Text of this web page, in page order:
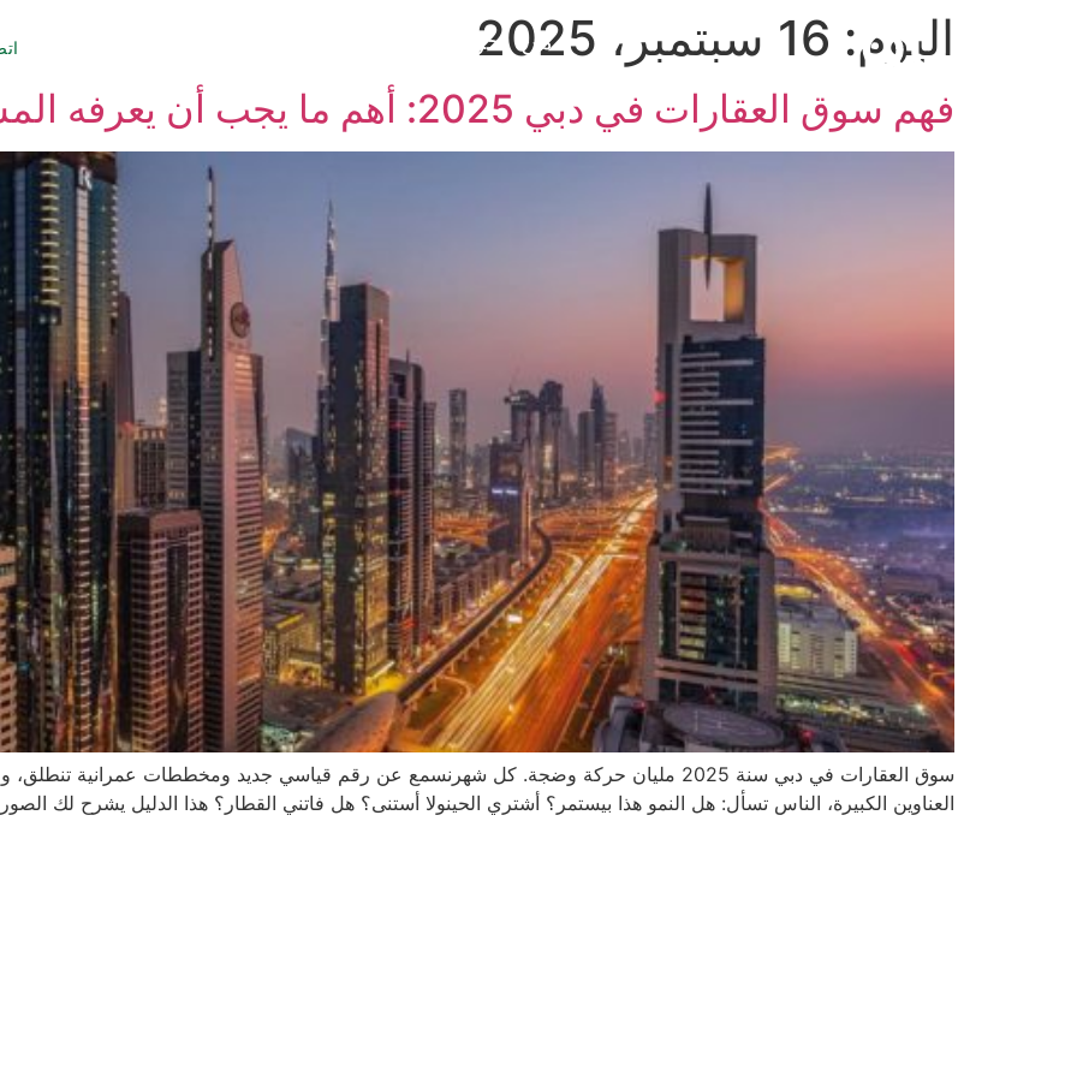
من نحن اليوم: 16 سبتمبر، 2025
فهم سوق العقارات في دبي 2025: أهم ما يجب أن يعرفه المشتري
سوق العقارات في دبي سنة 2025 مليان حركة وضجة. كل شهرنسمع عن رقم قياسي جديد ومخططات
العناوين الكبيرة، الناس تسأل: هل النمو هذا بيستمر؟ أشتري الحينولا أستنى؟ هل فاتني القطار؟ هذا الدليل يشرح لك